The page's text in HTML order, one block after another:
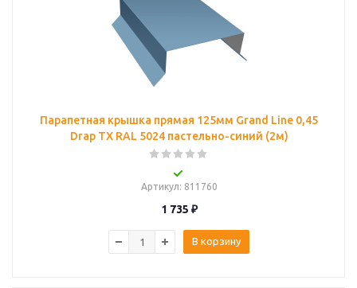
Парапетная крышка прямая 125мм Grand Line 0,45
Drap ТХ RAL 5024 пастельно-синий (2м)
Артикул: 811760
1 735 ₽
В корзину